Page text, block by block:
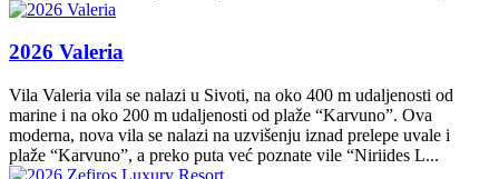
2026 Valeria
Vila Valeria vila se nalazi u Sivoti, na oko 400 m udaljenosti od
marine i na oko 200 m udaljenosti od plaže “Karvuno”. Ova
moderna, nova vila se nalazi na uzvišenju iznad prelepe uvale i
plaže “Karvuno”, a preko puta već poznate vile “Niriides L...